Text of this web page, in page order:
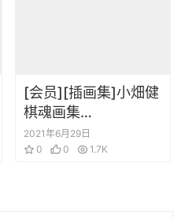
[会员][插画集]小畑健
棋魂画集
Hikaru.no.Go-
Artbook
2021年6月29日
0
0 1.7K